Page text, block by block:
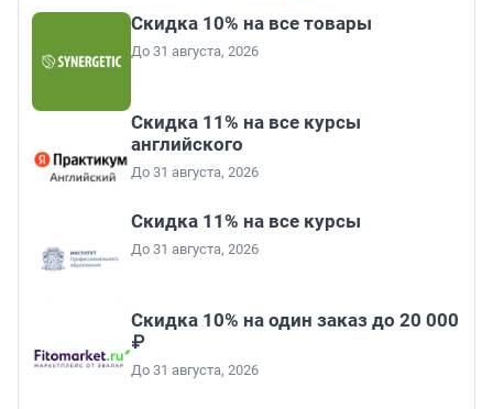
Скидка 10% на все товары
До 31 августа, 2026
Скидка 11% на все курсы
английского
До 31 августа, 2026
Скидка 11% на все курсы
До 31 августа, 2026
Скидка 10% на один заказ до 20 000
₽
До 31 августа, 2026